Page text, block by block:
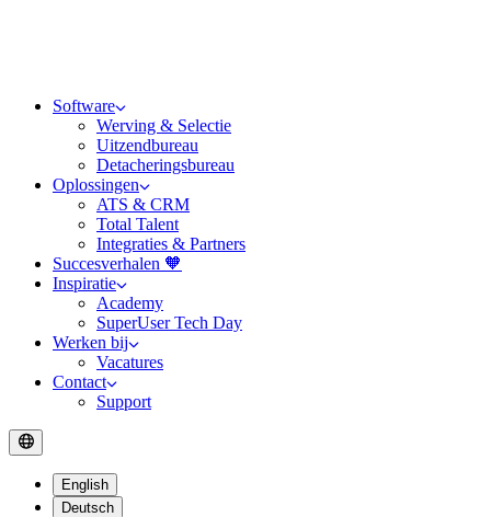
Software
Werving & Selectie
Uitzendbureau
Detacheringsbureau
Oplossingen
ATS & CRM
Total Talent
Integraties & Partners
Succesverhalen 🧡
Inspiratie
Academy
SuperUser Tech Day
Werken bij
Vacatures
Contact
Support
English
Deutsch